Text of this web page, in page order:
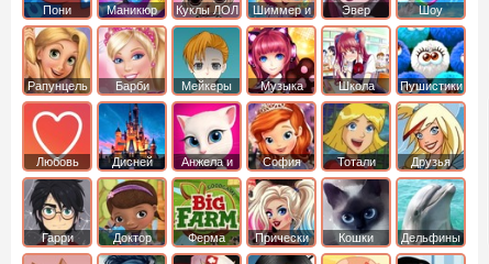
Пони
креатор
Маникюр Куклы ЛОЛ
Шиммер и
Шайн
Эвер
Афтер Хай
Шоу
дельфинов
Рапунцель Барби Мейкеры Музыка Школа Пушистики
Любовь Дисней
Анжела и
том
София
Прекрасная
Тотали
Спайс
Друзья
ангелов
Гарри
Поттер
Доктор
Плюшева
Ферма Прически Кошки Дельфины